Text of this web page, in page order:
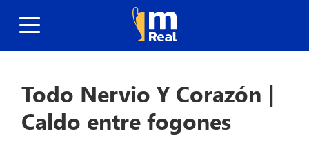
Todo Nervio Y Corazón |
Caldo entre fogones